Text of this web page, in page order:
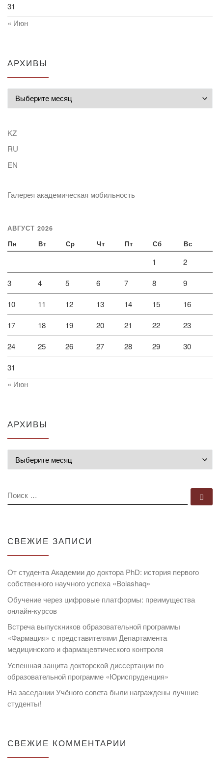
31
« Июн
АРХИВЫ
KZ
RU
EN
Галерея академическая мобильность
АВГУСТ 2026
Пн Вт Ср Чт Пт Сб Вс
1 2
3 4 5 6 7 8 9
10 11 12 13 14 15 16
17 18 19 20 21 22 23
24 25 26 27 28 29 30
31
« Июн
АРХИВЫ
ПОИСК
СВЕЖИЕ ЗАПИСИ
От студента Академии до доктора PhD: история первого
собственного научного успеха «Bolashaq»
Обучение через цифровые платформы: преимущества
онлайн-курсов
Встреча выпускников образовательной программы
«Фармация» с представителями Департамента
медицинского и фармацевтического контроля
Успешная защита докторской диссертации по
образовательной программе «Юриспруденция»
На заседании Учёного совета были награждены лучшие
студенты!
СВЕЖИЕ КОММЕНТАРИИ